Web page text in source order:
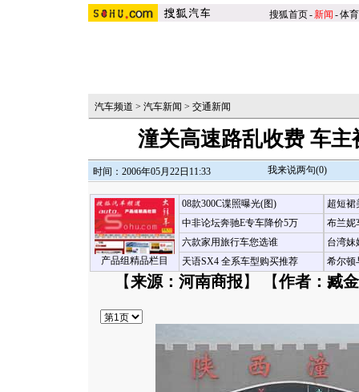
搜狐首页-新闻 -体育
汽车频道 > 汽车新闻 > 交通新闻
潼关高速路乱收费 车
时间：2006年05月22日11:33 我来说两句(0)
产品组精品栏目
08款300C谍照曝光(图)
中非论坛奔驰E专车降价5万
六款家用旅行车您选谁
天语SX4 全系车型购买推荐
超短裙
布兰妮
台湾妹
希尔顿
【来源：河南商报 】 【作者：臧